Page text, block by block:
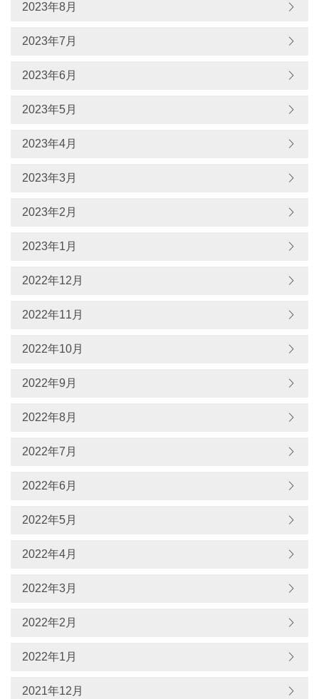
2023年8月
2023年7月
2023年6月
2023年5月
2023年4月
2023年3月
2023年2月
2023年1月
2022年12月
2022年11月
2022年10月
2022年9月
2022年8月
2022年7月
2022年6月
2022年5月
2022年4月
2022年3月
2022年2月
2022年1月
2021年12月